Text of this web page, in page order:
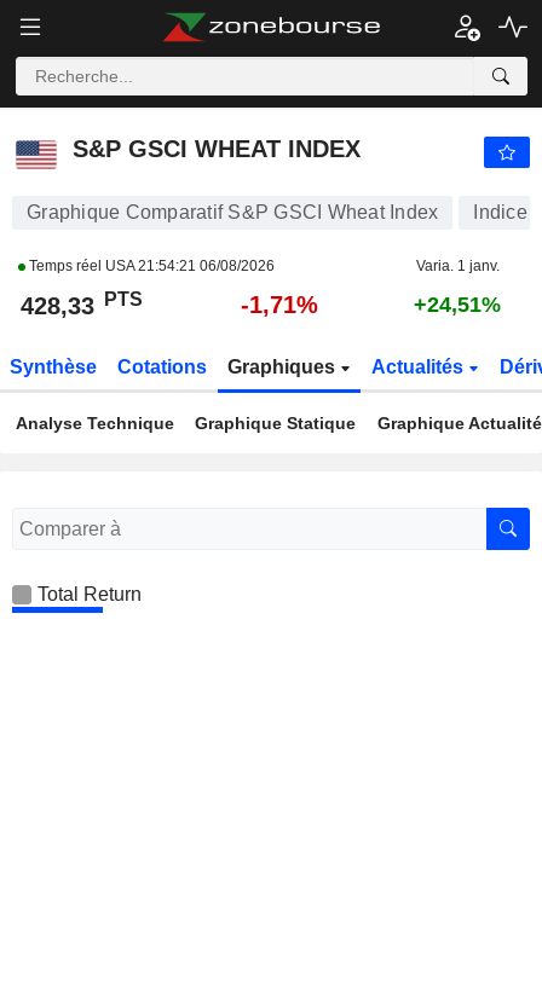
S&P GSCI WHEAT INDEX
S&P GSCI WHEAT INDEX
Graphique Comparatif S&P GSCI Wheat Index Indice
Temps réel USA21:54:21 06/08/2026 Varia. 1 janv.
428,33 PTS -1,71% +24,51%
Synthèse Cotations Graphiques Actualités
Analyse Technique Graphique Statique Graphique
Total Return